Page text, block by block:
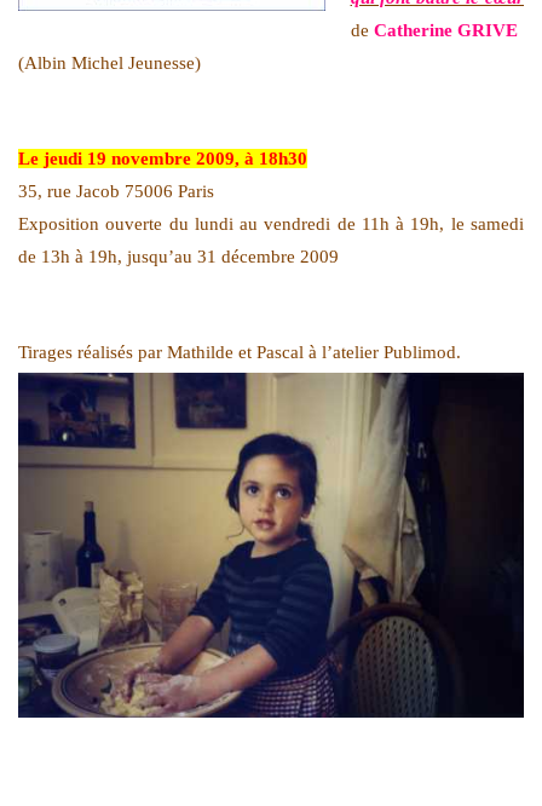
de Catherine GRIVE
(Albin Michel Jeunesse)
Le jeudi 19 novembre 2009, à 18h30
35, rue Jacob 75006 Paris
Exposition ouverte du lundi au vendredi de 11h à 19h, le samedi
de 13h à 19h, jusqu’au 31 décembre 2009
Tirages réalisés par Mathilde et Pascal à l’atelier Publimod.